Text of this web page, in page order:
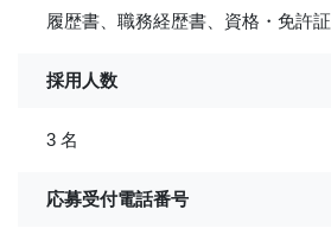
履歴書、職務経歴書、資格・免許証
採用人数
3 名
応募受付電話番号